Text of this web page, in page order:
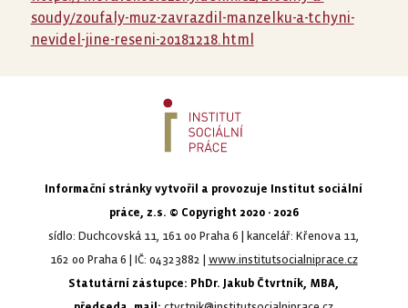
soudy/zoufaly-muz-zavrazdil-manzelku-a-tchyni-
nevidel-jine-reseni-20181218.html
Informační stránky vytvořil a provozuje Institut sociální
práce, z.s. © Copyright 2020 - 2026
sídlo: Duchcovská 11, 161 00 Praha 6 | kancelář: Křenova 11,
162 00 Praha 6 | IČ: 04323882 | www.institutsocialniprace.cz
Statutární zástupce: PhDr. Jakub Čtvrtník, MBA,